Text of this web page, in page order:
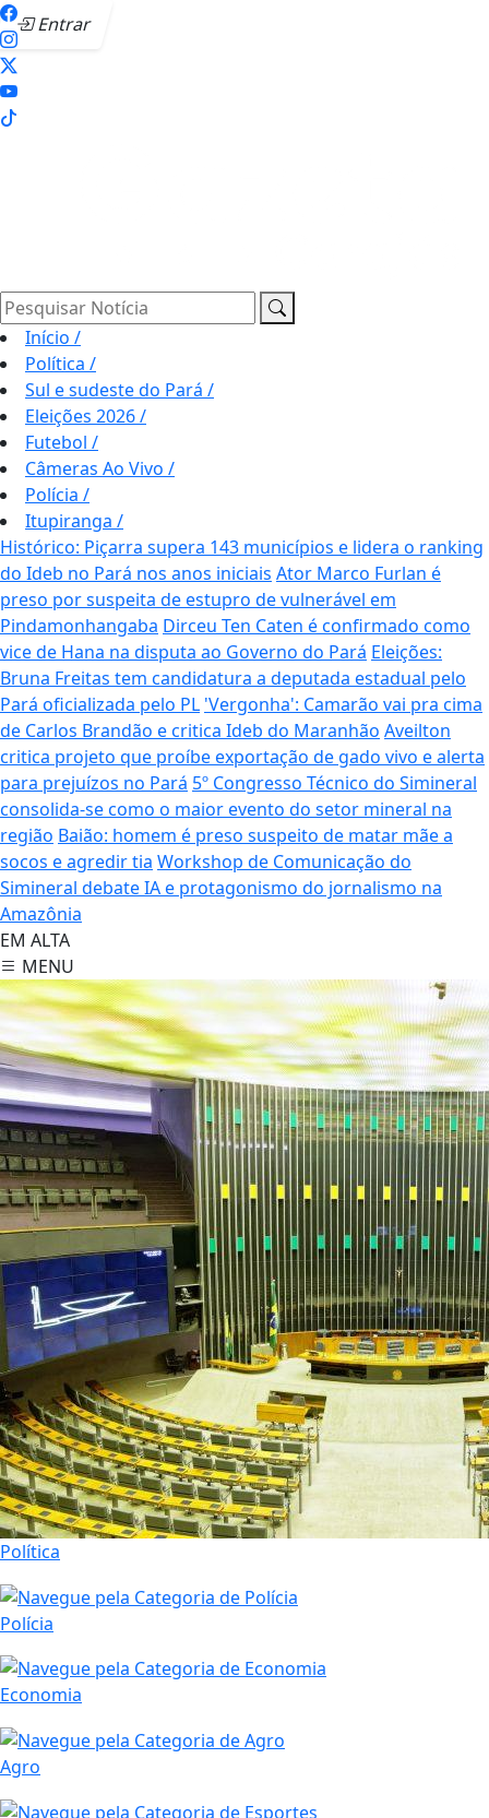
Entrar
Pesquisar Notícia
Início /
Política /
Sul e sudeste do Pará /
Eleições 2026/
Futebol /
Câmeras Ao Vivo /
Polícia /
Itupiranga /
Histórico: Piçarra supera 143 municípios e lidera o ranking
do Ideb no Pará nos anos iniciais Ator Marco Furlan é
preso por suspeita de estupro de vulnerável em
Pindamonhangaba Dirceu Ten Caten é confirmado como
vice de Hana na disputa ao Governo do Pará Eleições:
Bruna Freitas tem candidatura a deputada estadual pelo
Pará oficializada pelo PL 'Vergonha': Camarão vai pra cima
de Carlos Brandão e critica Ideb do Maranhão Aveilton
critica projeto que proíbe exportação de gado vivo e alerta
para prejuízos no Pará 5º Congresso Técnico do Simineral
consolida-se como o maior evento do setor mineral na
região Baião: homem é preso suspeito de matar mãe a
socos e agredir tia Workshop de Comunicação do
Simineral debate IA e protagonismo do jornalismo na
Amazônia
EM ALTA
MENU
Política
Polícia
Economia
Agro